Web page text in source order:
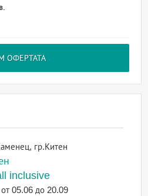
ОФЕРТАТА
гр.Китен
inclusive
от 05.06 до 20.09